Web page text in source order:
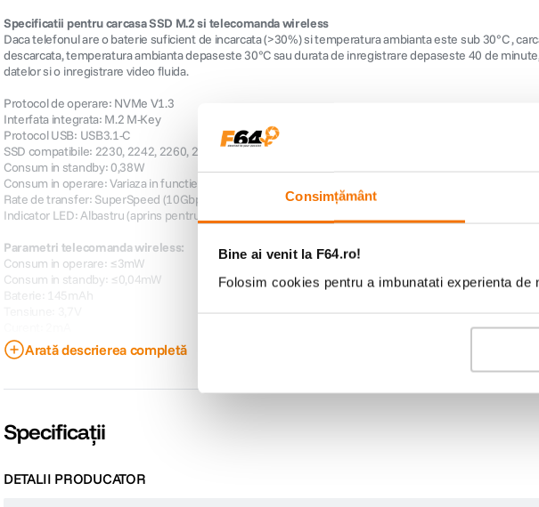
Consimțământ
Bine ai venit la F64.ro!
Folosim cookies pentru a imbunatati experienta
Specificatii pentru carcasa SSD M.2 si telecomanda wireless
Daca telefonul are o baterie suficient de incarcata (>30%) si temperatura ambianta este sub 30°C ,
descarcata, temperatura ambianta depaseste 30°C sau durata de inregistrare depaseste 40 de
datelor si o inregistrare video fluida.
Protocol de operare: NVMe V1.3
Interfata integrata: M.2 M-Key
Protocol USB: USB3.1-C
SSD compatibile: 2230, 2242, 2260, 2280
Consum in standby: 0,38W
Consum in operare: Variaza in functie de modelul SSD
Rate de transfer: SuperSpeed (10Gbps) / Hi-Speed (5Gbps) / Full-Speed (480Mbps) / Low-Speed
Indicator LED: Albastru (aprins pentru alimentare / standby / ejectare sigura); clipire pentru citire/scriere
Parametri telecomanda wireless:
Consum in operare: ≤3mW
Consum in standby: ≤0,04mW
Baterie: 145mAh
Temperatura de operare: -30℃ pana la 60℃
Distanta control wireless: 10,0 m
Arată descrierea completă
Specificații
DETALII PRODUCATOR